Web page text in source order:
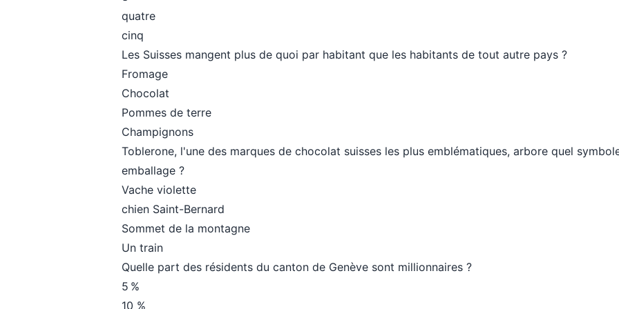
quatre
cinq
Les Suisses mangent plus de quoi par habitant que les habitants de tout autre pays ?
Fromage
Chocolat
Pommes de terre
Champignons
Toblerone, l'une des marques de chocolat suisses les plus emblématiques, arbore quel
emballage ?
Vache violette
chien Saint-Bernard
Sommet de la montagne
Un train
Quelle part des résidents du canton de Genève sont millionnaires ?
5 %
10 %